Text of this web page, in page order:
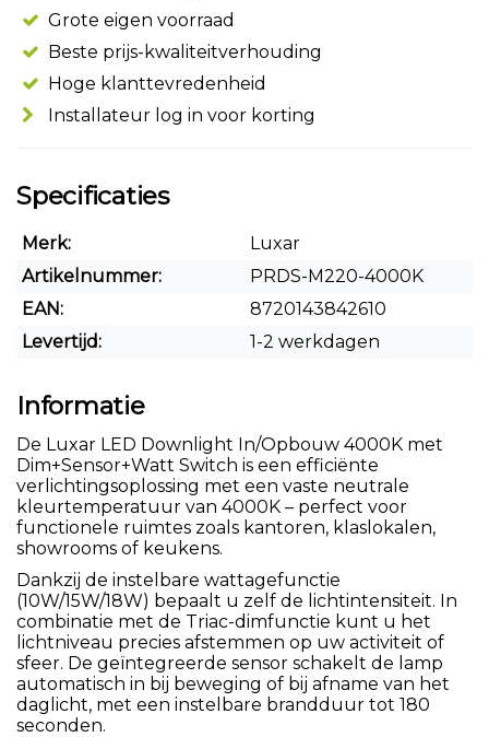
Grote eigen voorraad
Beste prijs-kwaliteitverhouding
Hoge klanttevredenheid
Installateur log in voor korting
Specificaties
Merk:
Luxar
Artikelnummer:
PRDS-M220-4000K
EAN:
8720143842610
Levertijd:
1-2 werkdagen
Informatie
De Luxar LED Downlight In/Opbouw 4000K met
Dim+Sensor+Watt Switch is een efficiënte
verlichtingsoplossing met een vaste neutrale
kleurtemperatuur van 4000K – perfect voor
functionele ruimtes zoals kantoren, klaslokalen,
showrooms of keukens.
Dankzij de instelbare wattagefunctie
(10W/15W/18W) bepaalt u zelf de lichtintensiteit. In
combinatie met de Triac-dimfunctie kunt u het
lichtniveau precies afstemmen op uw activiteit of
sfeer. De geïntegreerde sensor schakelt de lamp
automatisch in bij beweging of bij afname van het
daglicht, met een instelbare brandduur tot 180
seconden.